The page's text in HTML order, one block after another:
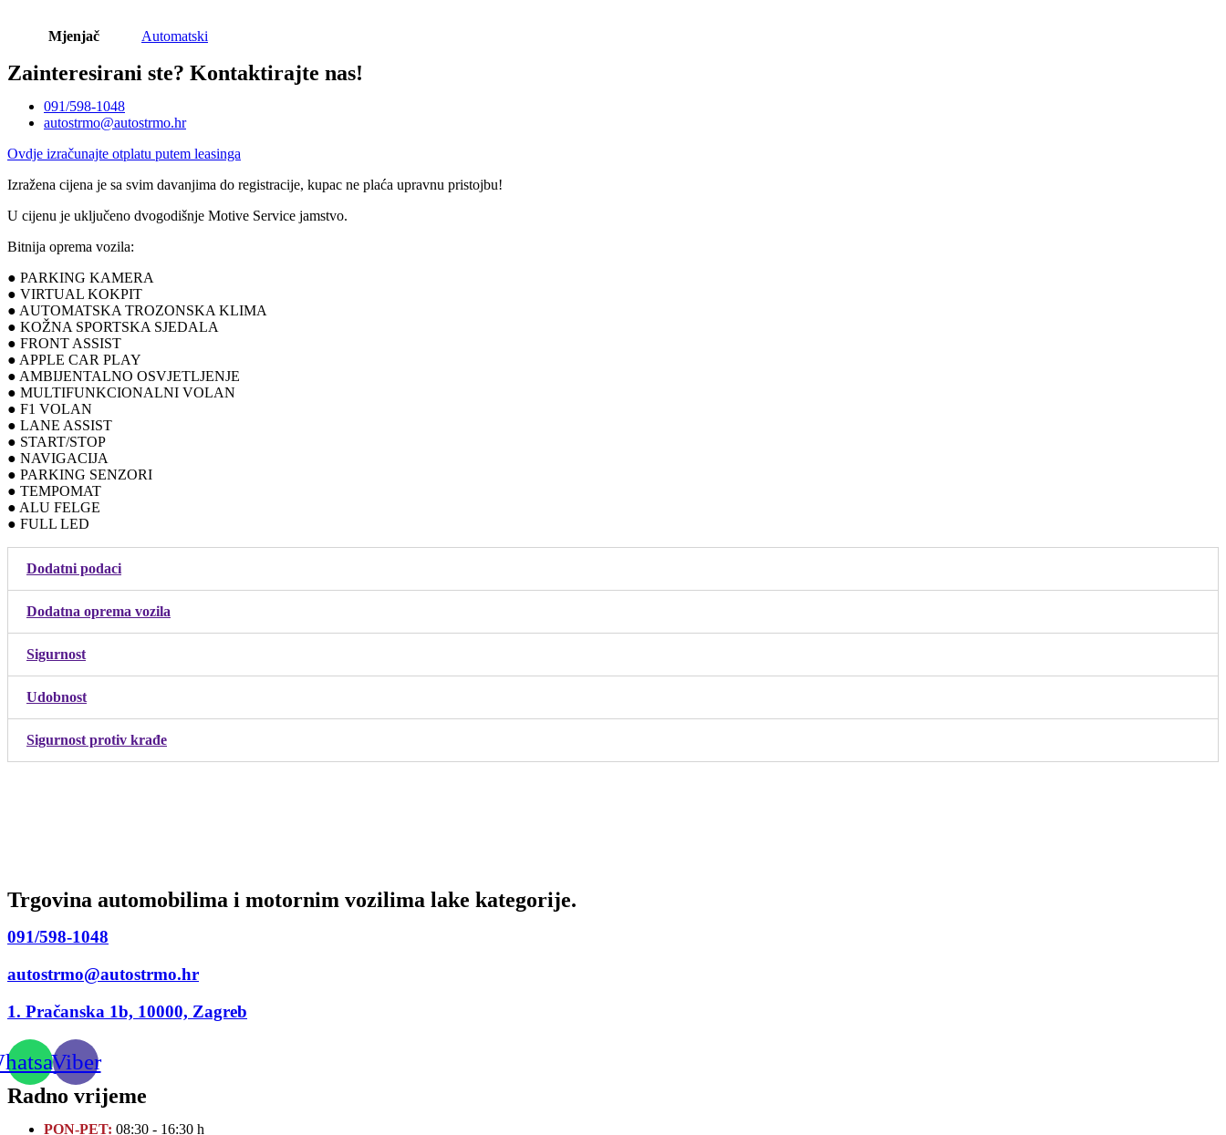
Mjenjač Automatski
Zainteresirani ste? Kontaktirajte nas!
091/598-1048
autostrmo@autostrmo.hr
Ovdje izračunajte otplatu putem leasinga
Izražena cijena je sa svim davanjima do registracije, kupac ne plaća upravnu pristojbu!
U cijenu je uključeno dvogodišnje Motive Service jamstvo.
Bitnija oprema vozila:
● PARKING KAMERA
● VIRTUAL KOKPIT
● AUTOMATSKA TROZONSKA KLIMA
● KOŽNA SPORTSKA SJEDALA
● FRONT ASSIST
● APPLE CAR PLAY
● AMBIJENTALNO OSVJETLJENJE
● MULTIFUNKCIONALNI VOLAN
● F1 VOLAN
● LANE ASSIST
● START/STOP
● NAVIGACIJA
● PARKING SENZORI
● TEMPOMAT
● ALU FELGE
● FULL LED
Dodatni podaci
Dodatna oprema vozila
Sigurnost
Udobnost
Sigurnost protiv krađe
Trgovina automobilima i motornim vozilima lake kategorije.
091/598-1048
autostrmo@autostrmo.hr
1. Pračanska 1b, 10000, Zagreb
Viber
Radno vrijeme
PON-PET: 08:30 - 16:30 h